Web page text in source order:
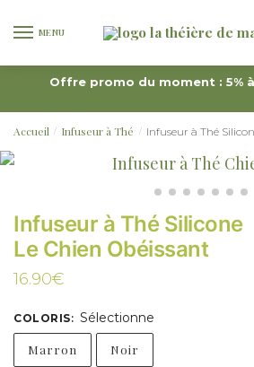
MENU
Offre promo du moment : 5%
Accueil / Infuseur à Thé / Infuseur à Thé
Infuseur à Thé Silicone
Le Chien Obéissant
16.90€
COLORIS: Sélectionne
Marron Noir